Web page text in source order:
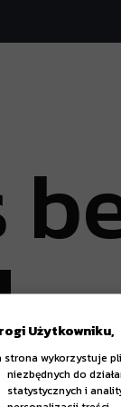
b
can
Użytkowniku,
strona wykorzystuje
niezbędnych do
statystycznych i